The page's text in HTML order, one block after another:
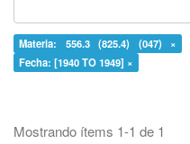
Materia: 556.3 (825.4) (047) ×
Fecha: [1940 TO 1949] ×
Mostrando ítems 1-1 de 1